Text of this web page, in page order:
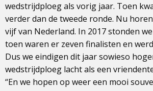
wedstrijdploeg als vorig jaar. Toen
verder dan de tweede ronde. Nu
vijf van Nederland. In 2017 stonden
toen waren er zeven finalisten en
Dus we eindigen dit jaar sowieso
wedstrijdploeg lacht als een
“En we hopen op weer een mooi